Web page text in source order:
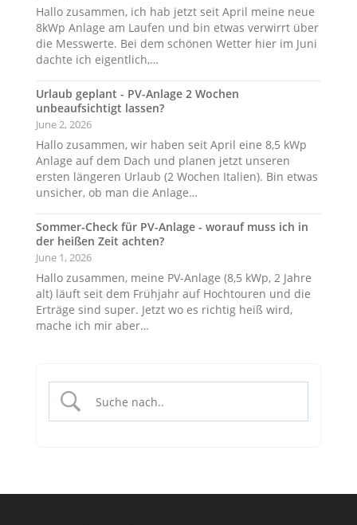
Hallo zusammen, ich hab jetzt seit April meine neue
8kWp Anlage am Laufen und bin etwas verwirrt über
die Messwerte. Bei dem schönen Wetter hier im Juni
dachte ich eigentlich,…
Urlaub geplant - PV-Anlage 2 Wochen
unbeaufsichtigt lassen?
June 2, 2026
Hallo zusammen, wir haben seit April eine 8,5 kWp
Anlage auf dem Dach und planen jetzt unseren
ersten längeren Urlaub (2 Wochen Italien). Bin etwas
unsicher, ob man die Anlage…
Sommer-Check für PV-Anlage - worauf muss ich in
der heißen Zeit achten?
June 1, 2026
Hallo zusammen, meine PV-Anlage (8,5 kWp, 2 Jahre
alt) läuft seit dem Frühjahr auf Hochtouren und die
Erträge sind super. Jetzt wo es richtig heiß wird,
mache ich mir aber…